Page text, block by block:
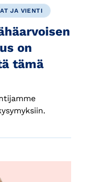
JA VIENTI
on
tämä